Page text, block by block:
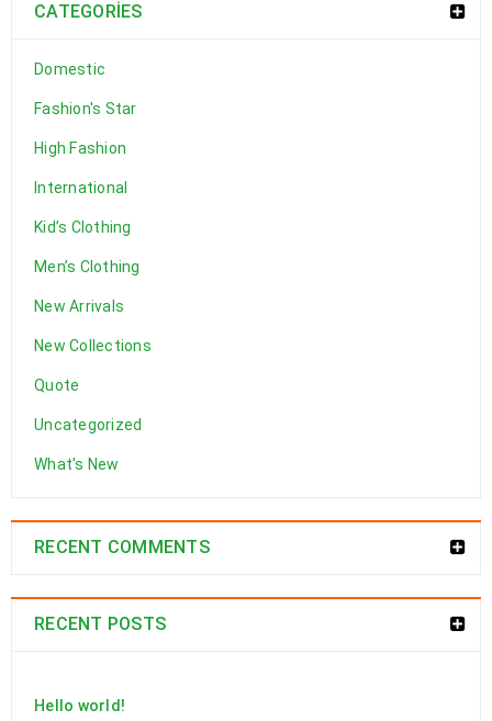
Logo strong 5
28
0
Logo strong 4
28
MAR 0 a494c
CATEGORIES
Domestic
Fashion's Star
High Fashion
International
Kid’s Clothing
Men’s Clothing
New Arrivals
New Collections
Quote
Uncategorized
What's New
RECENT COMMENTS
RECENT POSTS
Hello world!